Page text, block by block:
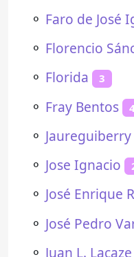
⚬ Faro de José
⚬ Florencio
⚬ Florida 3
⚬ Fray Bentos
⚬ Jaureguiberry
⚬ Jose Ignacio
⚬ José Enrique
⚬ José Pedro
⚬ Juan L. Lacaze